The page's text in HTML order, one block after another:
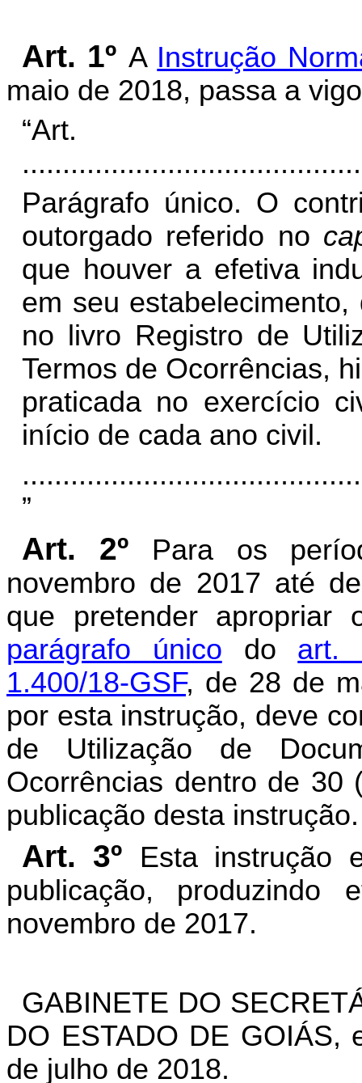
Art. 1º A Instrução
maio de 2018, passa a
Parágrafo único. O
outorgado referido no
que houver a efetiva
em seu
no
livro Registro de
Termos de Ocorrências,
praticada no exercício
início de cada ano civil.
”
Art. 2º
Para os
novembro de 2017 até
que pretender apropriar
parágrafo único do art.
1.400/18-GSF, de 28 de
por esta instrução, deve
de Utilização de
Ocorrências dentro de 30
publicação desta instrução.
Art. 3º
Esta instrução
publicação,
novembro de 2017.
GABINETE DO
DO ESTADO DE GOIÁS,
de julho de 2018.